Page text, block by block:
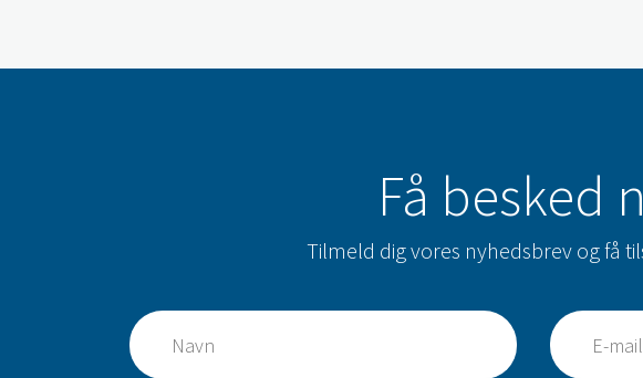
Få besked
Tilmeld dig vores nyhedsbrev og få